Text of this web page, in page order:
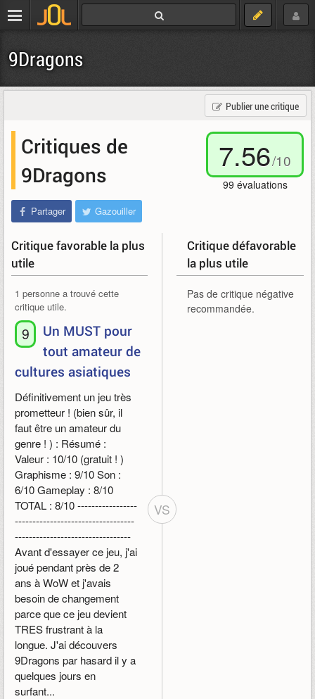
9Dragons
Publier une critique
7.56/10
99 évaluations
Critiques de
9Dragons
Partager Gazouiller
Critique favorable la plus
utile
VS
Critique défavorable
la plus utile
1 personne a trouvé cette
critique utile.
9
Un MUST pour
tout amateur de
cultures asiatiques
Définitivement un jeu très
prometteur ! (bien sûr, il
faut être un amateur du
genre ! ) : Résumé :
Valeur : 10/10 (gratuit ! )
Graphisme : 9/10 Son :
6/10 Gameplay : 8/10
TOTAL : 8/10 -----------------
----------------------------------
---------------------------------
Avant d'essayer ce jeu, j'ai
joué pendant près de 2
ans à WoW et j'avais
besoin de changement
parce que ce jeu devient
TRES frustrant à la
longue. J'ai découvers
9Dragons par hasard il y a
quelques jours en
surfant...
Pas de critique négative
recommandée.